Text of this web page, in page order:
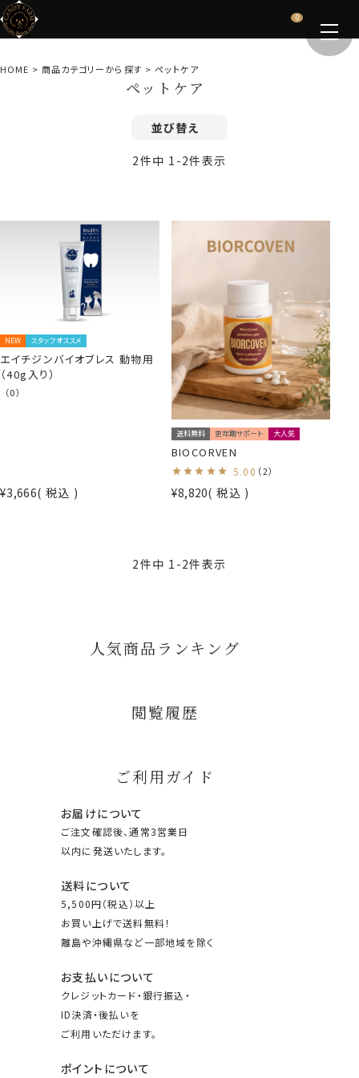
0
HOME 商品カテゴリーから探す ペットケア
ペットケア
並び替え
2件中 1 -2件表示
NEW スタッフオススメ
エイチジンバイオブレス 動物用
（40g入り）
（0）
¥3,666 税込
送料無料 更年期サポート 大人気
BIOCORVEN
5.00 （2）
¥8,820 税込
2件中 1 -2件表示
人気商品ランキング
閲覧履歴
ご利用ガイド
お届けについて
ご注文確認後、通常3営業日
以内に発送いたします。
送料について
5,500円（税込）以上
お買い上げで送料無料！
離島や沖縄県など一部地域を除く
お支払いについて
クレジットカード・銀行振込・
ID決済・後払いを
ご利用いただけます。
ポイントについて